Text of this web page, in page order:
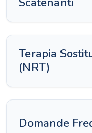
Terapia
(NRT)
Domande